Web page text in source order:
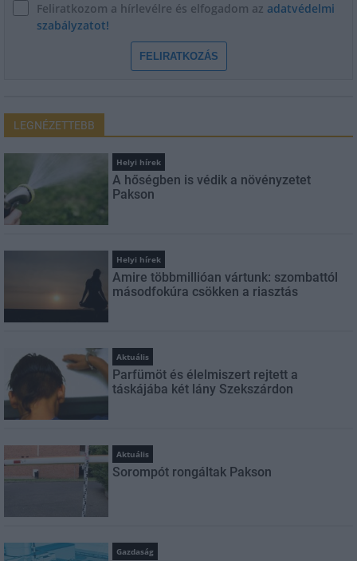
Feliratkozom a hírlevélre és elfogadom az adatvédelmi
szabályzatot!
FELIRATKOZÁS
LEGNÉZETTEBB
Helyi hírek
A hőségben is védik a növényzetet
Pakson
Helyi hírek
Amire többmillióan vártunk: szombattól
másodfokúra csökken a riasztás
Aktuális
Parfümöt és élelmiszert rejtett a
táskájába két lány Szekszárdon
Aktuális
Sorompót rongáltak Pakson
Gazdaság